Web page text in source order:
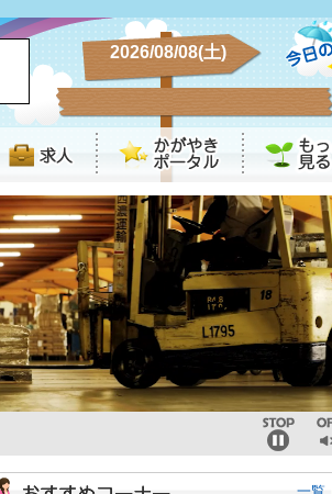
2026/08/08(土)